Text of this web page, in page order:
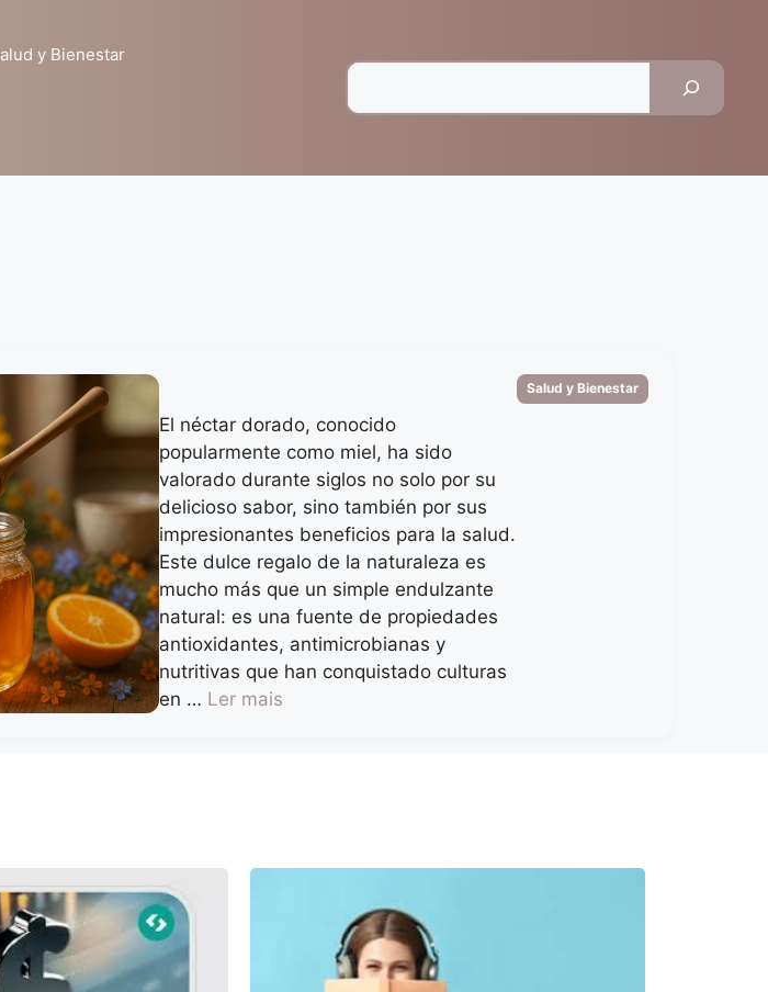
y Bienestar
El néctar dorado, conocido
popularmente como miel, ha sido
valorado durante siglos no solo por su
delicioso sabor, sino también por sus
impresionantes beneficios para la salud.
Este dulce regalo de la naturaleza es
mucho más que un simple endulzante
natural: es una fuente de propiedades
antioxidantes, antimicrobianas y
nutritivas que han conquistado culturas
en … Ler mais
Categorias
Salud y Bienestar